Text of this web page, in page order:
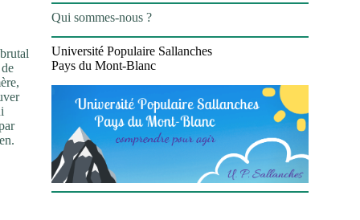
Qui sommes-nous ?
Université Populaire Sallanches
Pays du Mont-Blanc